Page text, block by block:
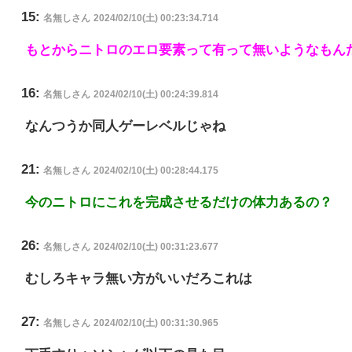
15: 名無しさん 2024/02/10(土) 00:23:34.714
もとからニトロのエロ要素って有って無いようなもん
16: 名無しさん 2024/02/10(土) 00:24:39.814
なんつうか同人ゲーレベルじゃね
21: 名無しさん 2024/02/10(土) 00:28:44.175
今のニトロにこれを完成させるだけの体力あるの？
26: 名無しさん 2024/02/10(土) 00:31:23.677
むしろキャラ無い方がいいだろこれは
27: 名無しさん 2024/02/10(土) 00:31:30.965